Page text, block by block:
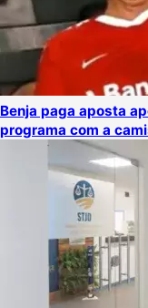
Benja paga aposta
programa com a